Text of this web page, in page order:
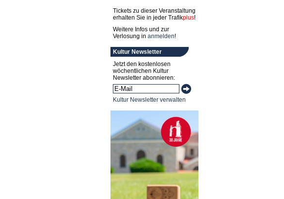
Tickets zu dieser Veranstaltung
erhalten Sie in jeder Trafikplus!
Weitere Infos und zur
Verlosung in anmelden!
Kultur Newsletter
Jetzt den kostenlosen
wöchentlichen Kultur
Newsletter abonnieren:
Kultur Newsletter verwalten